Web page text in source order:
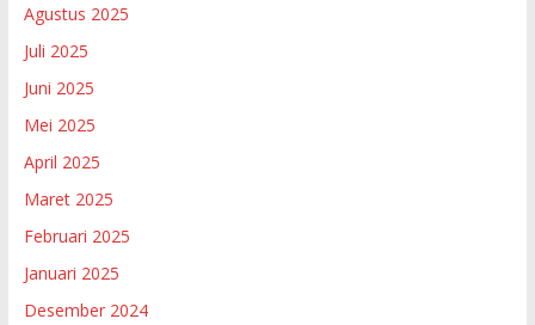
Agustus 2025
Juli 2025
Juni 2025
Mei 2025
April 2025
Maret 2025
Februari 2025
Januari 2025
Desember 2024